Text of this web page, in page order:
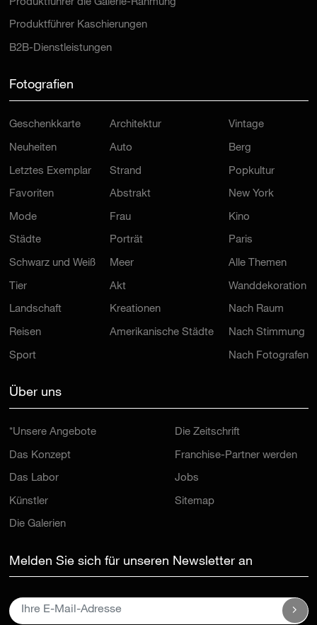
Produktführer die Galerie-Rahmung
Produktführer Kaschierungen
B2B-Dienstleistungen
Fotografien
Geschenkkarte
Neuheiten
Letztes Exemplar
Favoriten
Mode
Städte
Schwarz und Weiß
Tier
Landschaft
Reisen
Sport
Architektur
Auto
Strand
Abstrakt
Frau
Porträt
Meer
Akt
Kreationen
Amerikanische Städte
Vintage
Berg
Popkultur
New York
Kino
Paris
Alle Themen
Wanddekoration
Nach Raum
Nach Stimmung
Nach Fotografen
Über uns
*Unsere Angebote
Das Konzept
Das Labor
Künstler
Die Galerien
Die Zeitschrift
Franchise-Partner werden
Jobs
Sitemap
Melden Sie sich für unseren Newsletter an